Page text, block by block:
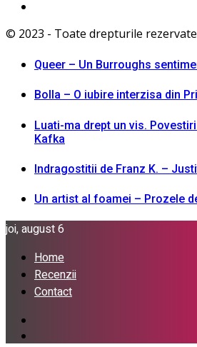
© 2023 - Toate drepturile rezervate
Queer – Un Burroughs
Bolla – O iubire interzisa din
Luati-ma drept un vis.
Kafka
Indragostitii de Franz K. –
Un artist al foamei – Prozele
joi, august 6
Home
Recenzii
Contact